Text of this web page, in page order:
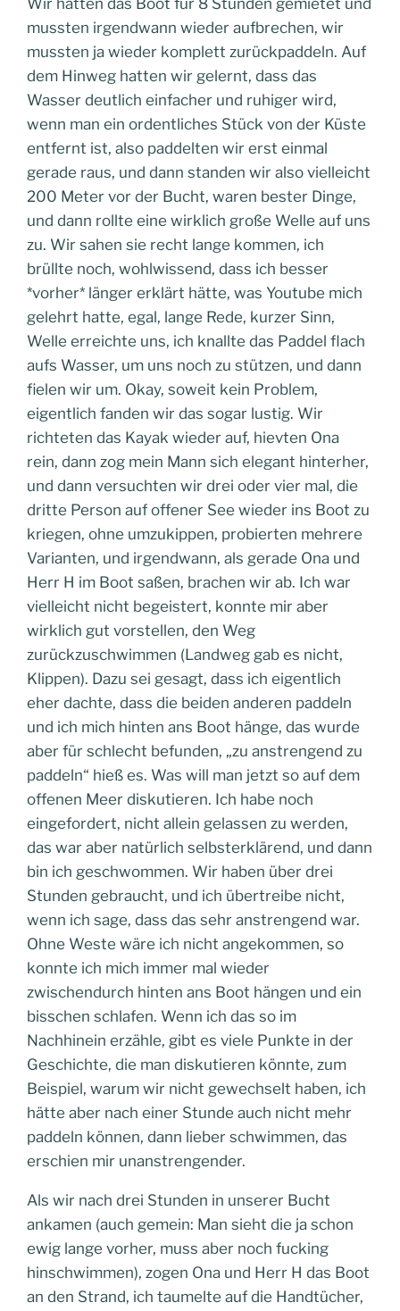
Wir hatten das Boot für 8 Stunden gemietet und
mussten irgendwann wieder aufbrechen, wir
mussten ja wieder komplett zurückpaddeln. Auf
dem Hinweg hatten wir gelernt, dass das
Wasser deutlich einfacher und ruhiger wird,
wenn man ein ordentliches Stück von der Küste
entfernt ist, also paddelten wir erst einmal
gerade raus, und dann standen wir also vielleicht
200 Meter vor der Bucht, waren bester Dinge,
und dann rollte eine wirklich große Welle auf uns
zu. Wir sahen sie recht lange kommen, ich
brüllte noch, wohlwissend, dass ich besser
*vorher* länger erklärt hätte, was Youtube mich
gelehrt hatte, egal, lange Rede, kurzer Sinn,
Welle erreichte uns, ich knallte das Paddel flach
aufs Wasser, um uns noch zu stützen, und dann
fielen wir um. Okay, soweit kein Problem,
eigentlich fanden wir das sogar lustig. Wir
richteten das Kayak wieder auf, hievten Ona
rein, dann zog mein Mann sich elegant hinterher,
und dann versuchten wir drei oder vier mal, die
dritte Person auf offener See wieder ins Boot zu
kriegen, ohne umzukippen, probierten mehrere
Varianten, und irgendwann, als gerade Ona und
Herr H im Boot saßen, brachen wir ab. Ich war
vielleicht nicht begeistert, konnte mir aber
wirklich gut vorstellen, den Weg
zurückzuschwimmen (Landweg gab es nicht,
Klippen). Dazu sei gesagt, dass ich eigentlich
eher dachte, dass die beiden anderen paddeln
und ich mich hinten ans Boot hänge, das wurde
aber für schlecht befunden, „zu anstrengend zu
paddeln“ hieß es. Was will man jetzt so auf dem
offenen Meer diskutieren. Ich habe noch
eingefordert, nicht allein gelassen zu werden,
das war aber natürlich selbsterklärend, und dann
bin ich geschwommen. Wir haben über drei
Stunden gebraucht, und ich übertreibe nicht,
wenn ich sage, dass das sehr anstrengend war.
Ohne Weste wäre ich nicht angekommen, so
konnte ich mich immer mal wieder
zwischendurch hinten ans Boot hängen und ein
bisschen schlafen. Wenn ich das so im
Nachhinein erzähle, gibt es viele Punkte in der
Geschichte, die man diskutieren könnte, zum
Beispiel, warum wir nicht gewechselt haben, ich
hätte aber nach einer Stunde auch nicht mehr
paddeln können, dann lieber schwimmen, das
erschien mir unanstrengender.
Als wir nach drei Stunden in unserer Bucht
ankamen (auch gemein: Man sieht die ja schon
ewig lange vorher, muss aber noch fucking
hinschwimmen), zogen Ona und Herr H das Boot
an den Strand, ich taumelte auf die Handtücher,